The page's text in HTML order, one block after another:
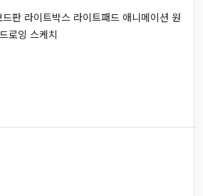
판 라이트박스 라이트패드 애니메이션 원
로잉 스케치